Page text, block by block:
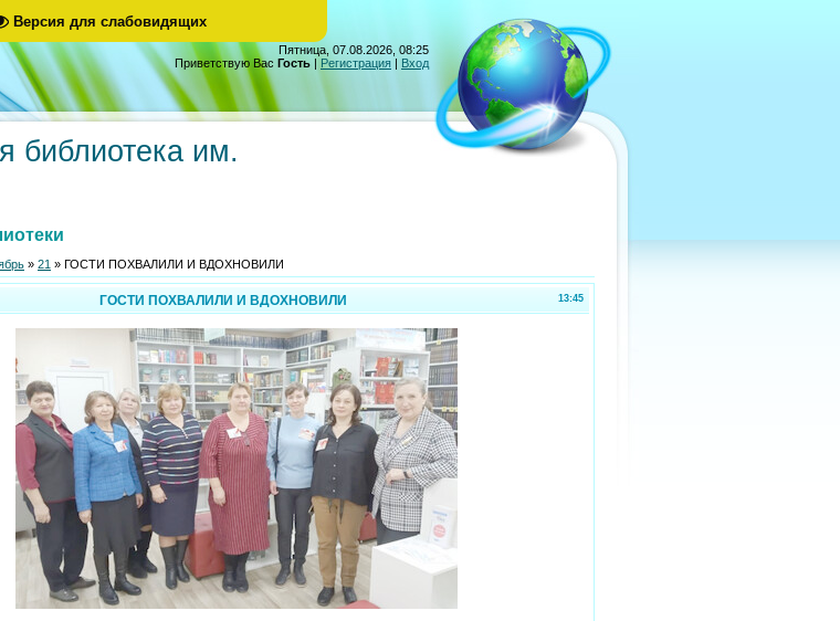
Версия для слабовидящих
Пятница, 07.08.2026, 08:25
Приветствую Вас Гость | Регистрация | Вход
библиотека им.
» 21 » ГОСТИ ПОХВАЛИЛИ И ВДОХНОВИЛИ
13:45
ГОСТИ ПОХВАЛИЛИ И ВДОХНОВИЛИ